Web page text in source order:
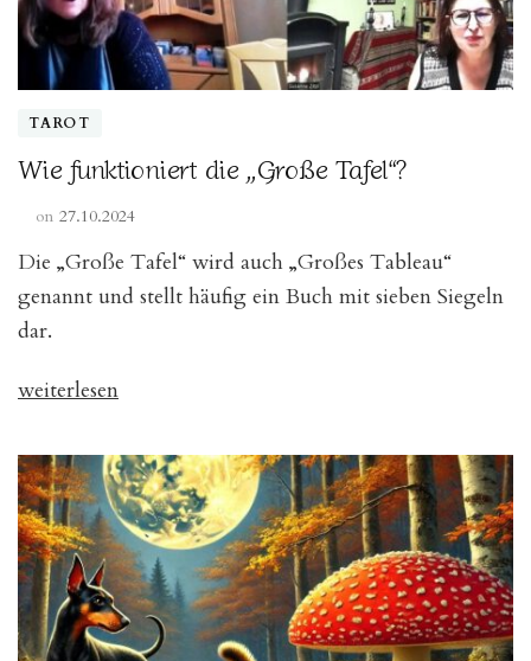
TAROT
Wie funktioniert die „Große Tafel“?
on 27.10.2024
Die „Große Tafel“ wird auch „Großes Tableau“
genannt und stellt häufig ein Buch mit sieben Siegeln
dar.
„Wie
die
„Große
Tafel“?“
weiterlesen